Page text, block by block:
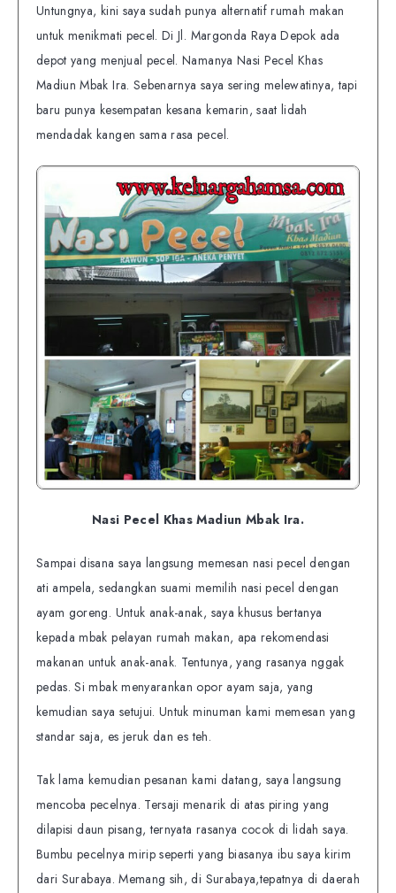
Untungnya, kini saya sudah punya alternatif rumah makan
untuk menikmati pecel. Di Jl. Margonda Raya Depok ada
depot yang menjual pecel. Namanya Nasi Pecel Khas
Madiun Mbak Ira. Sebenarnya saya sering melewatinya, tapi
baru punya kesempatan kesana kemarin, saat lidah
mendadak kangen sama rasa pecel.
Nasi Pecel Khas Madiun Mbak Ira.
Sampai disana saya langsung memesan nasi pecel dengan
ati ampela, sedangkan suami memilih nasi pecel dengan
ayam goreng. Untuk anak-anak, saya khusus bertanya
kepada mbak pelayan rumah makan, apa rekomendasi
makanan untuk anak-anak. Tentunya, yang rasanya nggak
pedas. Si mbak menyarankan opor ayam saja, yang
kemudian saya setujui. Untuk minuman kami memesan yang
standar saja, es jeruk dan es teh.
Tak lama kemudian pesanan kami datang, saya langsung
mencoba pecelnya. Tersaji menarik di atas piring yang
dilapisi daun pisang, ternyata rasanya cocok di lidah saya.
Bumbu pecelnya mirip seperti yang biasanya ibu saya kirim
dari Surabaya. Memang sih, di Surabaya,tepatnya di daerah